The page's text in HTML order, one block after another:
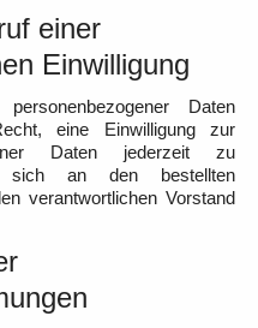
einer
Einwilligung
Daten
eine Einwilligung zur
Daten jederzeit zu
sich an den bestellten
verantwortlichen Vorstand